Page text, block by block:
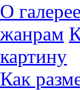
О галерее
жанрам
картину
Как